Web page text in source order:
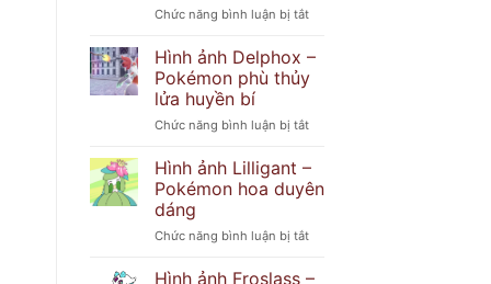
thái
Chức năng bình luận bị tắtở
hải
nghịch
Hình ảnh Delphox –
Pokémon phù thủy
lửa huyền bí
Chức năng bình luận bị tắtở
Delphox
–
phù
Hình ảnh Lilligant –
Pokémon hoa duyên
dáng
Chức năng bình luận bị tắtở
Hình ảnh Froslass –